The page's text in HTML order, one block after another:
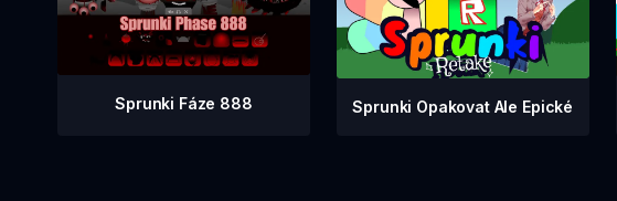
Sprunki Fáze 888 Sprunki Opakovat Ale Epické